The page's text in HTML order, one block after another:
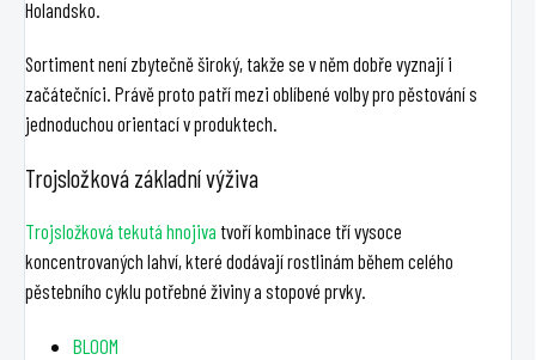
Holandsko.
Sortiment není zbytečně široký, takže se v něm dobře vyznají i
začátečníci. Právě proto patří mezi oblíbené volby pro pěstování s
jednoduchou orientací v produktech.
Trojsložková základní výživa
Trojsložková tekutá hnojiva tvoří kombinace tří vysoce
koncentrovaných lahví, které dodávají rostlinám během celého
pěstebního cyklu potřebné živiny a stopové prvky.
BLOOM